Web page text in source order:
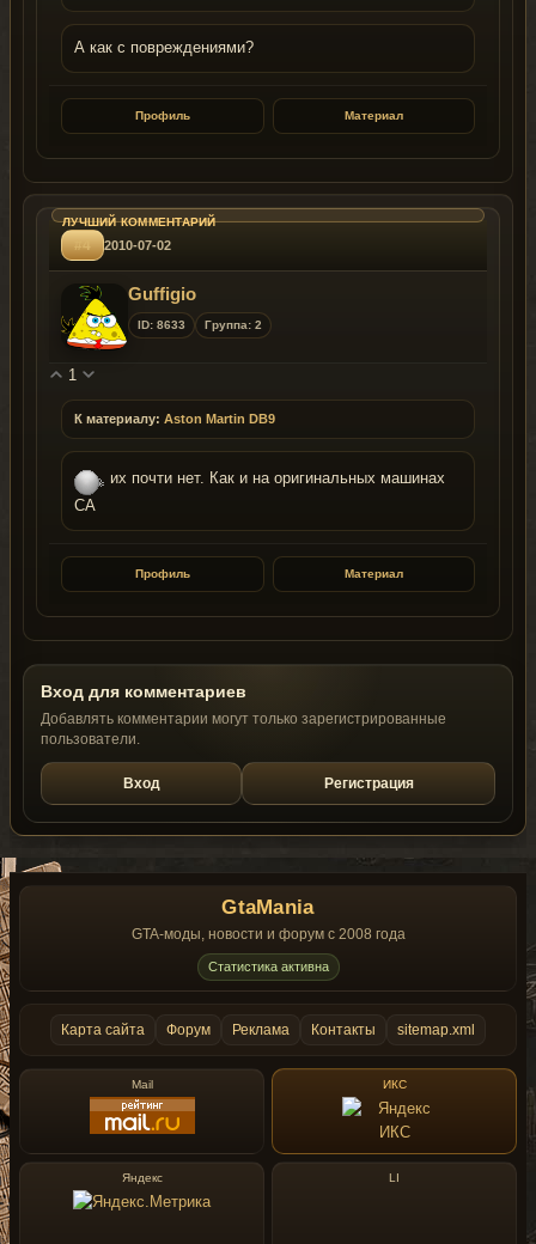
А как с повреждениями?
Профиль Материал
#4 2010-07-02
Guffigio
ID: 8633 Группа: 2
1
К материалу: Aston Martin DB9
их почти нет. Как и на оригинальных машинах
СА
Профиль Материал
Вход для комментариев
Добавлять комментарии могут только зарегистрированные
пользователи.
Вход Регистрация
GtaMania
GTA-моды, новости и форум с 2008 года
Статистика активна
Карта сайта Форум Реклама Контакты sitemap.xml
Mail ИКС
Яндекс LI